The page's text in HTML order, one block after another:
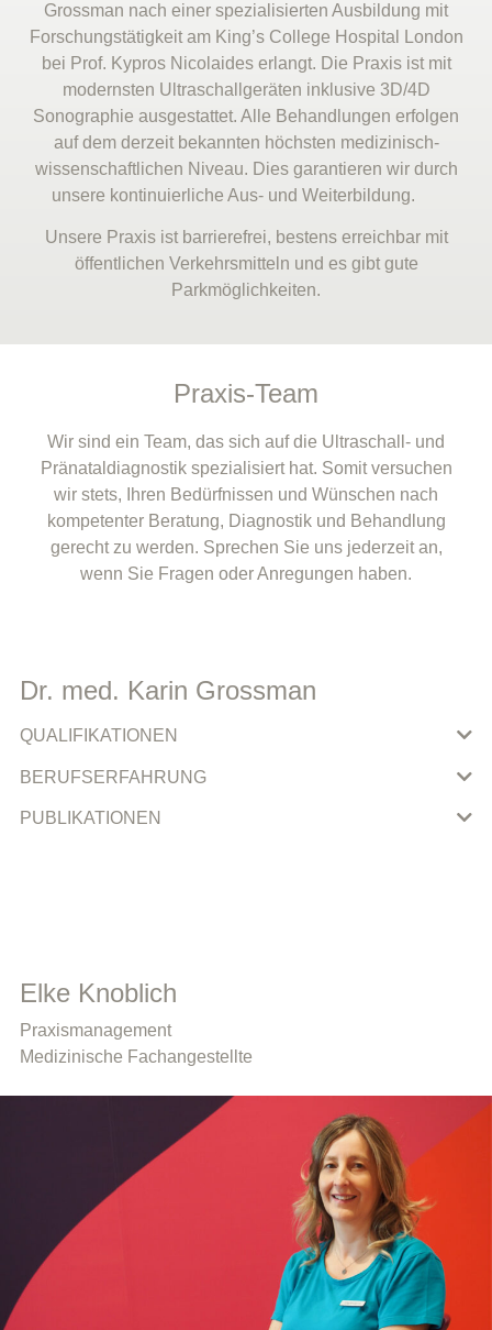
Grossman nach einer spezialisierten Ausbildung mit
Forschungstätigkeit am King’s College Hospital London
bei Prof. Kypros Nicolaides erlangt. Die Praxis ist mit
modernsten Ultraschallgeräten inklusive 3D/4D
Sonographie ausgestattet. Alle Behandlungen erfolgen
auf dem derzeit bekannten höchsten medizinisch-
wissenschaftlichen Niveau. Dies garantieren wir durch
unsere kontinuierliche Aus- und Weiterbildung.
Unsere Praxis ist barrierefrei, bestens erreichbar mit
öffentlichen Verkehrsmitteln und es gibt gute
Parkmöglichkeiten.
Praxis-Team
Wir sind ein Team, das sich auf die Ultraschall- und
Pränataldiagnostik spezialisiert hat. Somit versuchen
wir stets, Ihren Bedürfnissen und Wünschen nach
kompetenter Beratung, Diagnostik und Behandlung
gerecht zu werden. Sprechen Sie uns jederzeit an,
wenn Sie Fragen oder Anregungen haben.
Dr. med. Karin Grossman
QUALIFIKATIONEN
BERUFSERFAHRUNG
PUBLIKATIONEN
Elke Knoblich
Praxismanagement
Medizinische Fachangestellte